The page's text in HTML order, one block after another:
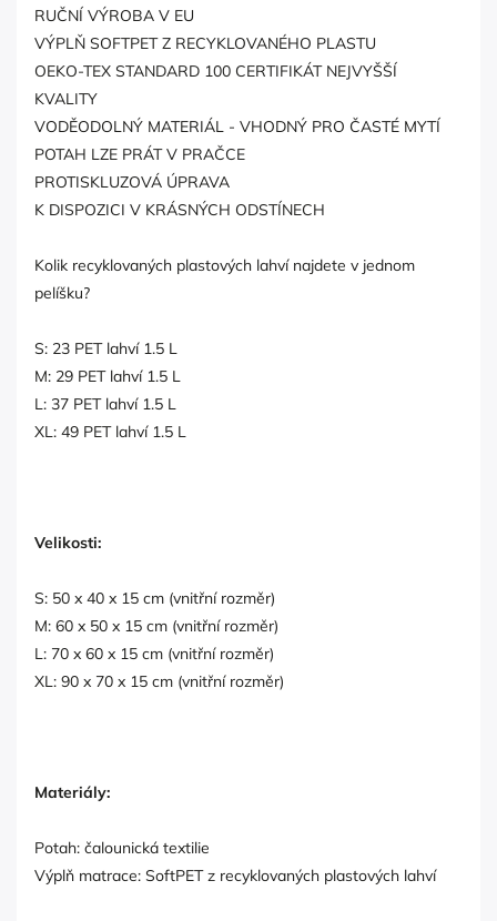
RUČNÍ VÝROBA V EU
VÝPLŇ SOFTPET Z RECYKLOVANÉHO PLASTU
OEKO-TEX STANDARD 100 CERTIFIKÁT NEJVYŠŠÍ
KVALITY
VODĚODOLNÝ MATERIÁL - VHODNÝ PRO ČASTÉ MYTÍ
POTAH LZE PRÁT V PRAČCE
PROTISKLUZOVÁ ÚPRAVA
K DISPOZICI V KRÁSNÝCH ODSTÍNECH
Kolik recyklovaných plastových lahví najdete v jednom
pelíšku?
S: 23 PET lahví 1.5 L
M: 29 PET lahví 1.5 L
L: 37 PET lahví 1.5 L
XL: 49 PET lahví 1.5 L
Velikosti:
S: 50 x 40 x 15 cm (vnitřní rozměr)
M: 60 x 50 x 15 cm (vnitřní rozměr)
L: 70 x 60 x 15 cm (vnitřní rozměr)
XL: 90 x 70 x 15 cm (vnitřní rozměr)
Materiály:
Potah: čalounická textilie
Výplň matrace: SoftPET z recyklovaných plastových lahví